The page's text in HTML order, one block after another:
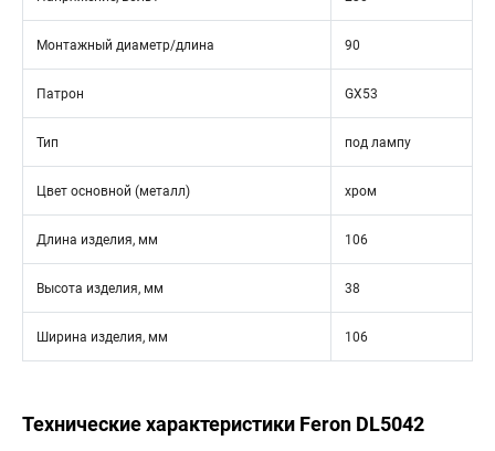
Монтажный диаметр/длина 90
Патрон GX53
Тип под лампу
Цвет основной (металл) хром
Длина изделия, мм 106
Высота изделия, мм 38
Ширина изделия, мм 106
Технические характеристики Feron DL5042